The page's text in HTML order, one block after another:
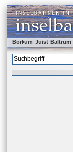
Borkum Juist Baltrum